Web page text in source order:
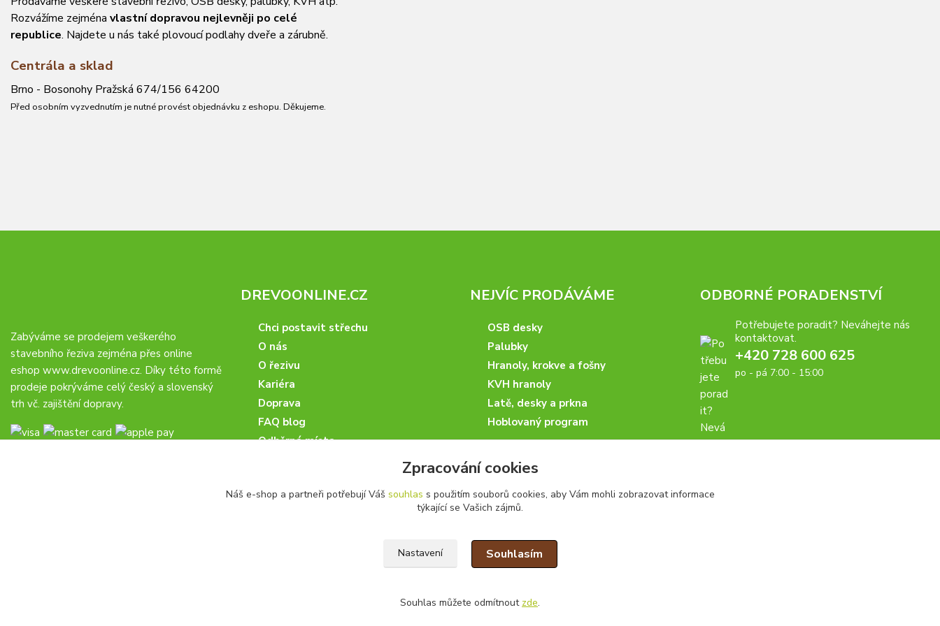
Rozvážíme zejména vlastní dopravou nejlevněji po celé
republice. Najdete u nás také plovoucí podlahy dveře a zárubně.
Centrála a sklad
Brno - Bosonohy Pražská 674/156 64200
Před osobním vyzvednutím je nutné provést objednávku z eshopu. Děkujeme.
Zabýváme se prodejem veškerého
stavebního řeziva zejména přes online
eshop www.drevoonline.cz. Díky této formě
prodeje pokrýváme celý český a slovenský
trh vč. zajištění dopravy.
DREVOONLINE.CZ
Chci postavit střechu
O nás
O řezivu
Kariéra
Doprava
FAQ blog
Odběrná místa
Obchodní partneři
NEJVÍC PRODÁVÁME
OSB desky
Palubky
Hranoly, krokve a fošny
KVH hranoly
Latě, desky a prkna
Hoblovaný program
ODBORNÉ PORADENSTVÍ
Potřebujete poradit? Neváhejte nás
kontaktovat.
+420 728 600 625
po - pá 7:00 - 15:00
Zpracování cookies
Náš e-shop a partneři potřebují Váš souhlas s použitím souborů cookies, aby Vám mohli zobrazovat informace
týkající se Vašich zájmů.
Nastavení Souhlasím
Souhlas můžete odmítnout zde.